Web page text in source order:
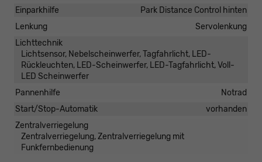
Einparkhilfe
Park Distance Control hinten
Lenkung
Servolenkung
Lichttechnik
Lichtsensor, Nebelscheinwerfer, Tagfahrlicht, LED-
Rückleuchten, LED-Scheinwerfer, LED-Tagfahrlicht, Voll-
LED Scheinwerfer
Pannenhilfe
Notrad
Start/Stop-Automatik
vorhanden
Zentralverriegelung
Zentralverriegelung, Zentralverriegelung mit
Funkfernbedienung